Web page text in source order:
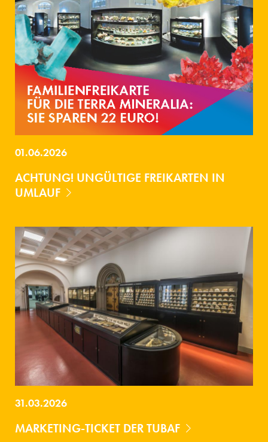
01.06.2026
ACHTUNG! UNGÜLTIGE FREIKARTEN IN
UMLAUF
31.03.2026
MARKETING-TICKET DER TUBAF